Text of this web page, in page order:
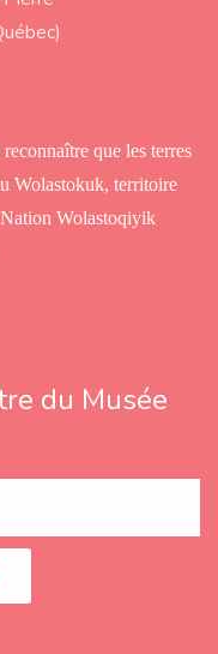
que les terres
Wolastokuk, territoire
Nation Wolastoqiyik
du Musée